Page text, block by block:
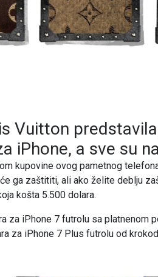
Vuitton
iPhone, a sve su
kupovine ovog pametnog
ga zaštititi, ali ako želite deblju
košta 5.500 dolara.
za iPhone 7 futrolu sa platnenom
za iPhone 7 Plus futrolu od